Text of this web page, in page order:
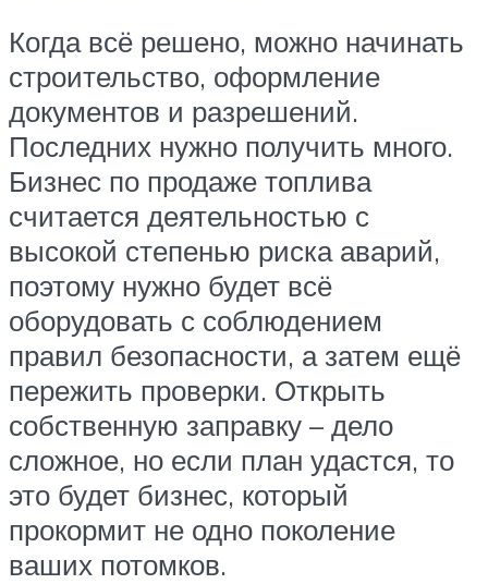
Когда всё решено, можно начинать
строительство, оформление
документов и разрешений.
Последних нужно получить много.
Бизнес по продаже топлива
считается деятельностью с
высокой степенью риска аварий,
поэтому нужно будет всё
оборудовать с соблюдением
правил безопасности, а затем ещё
пережить проверки. Открыть
собственную заправку – дело
сложное, но если план удастся, то
это будет бизнес, который
прокормит не одно поколение
ваших потомков.